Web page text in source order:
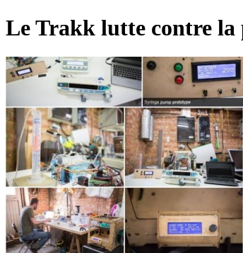
Le Trakk lutte contre la